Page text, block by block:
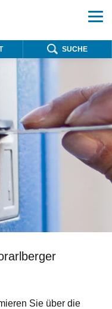
SUCHE
Sie über die